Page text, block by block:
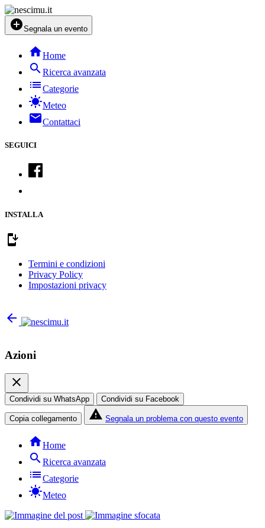
add_circleSegnala un evento
homeHome
searchRicerca avanzata
listCategorie
sunnyMeteo
mailContattaci
SEGUICI
INSTALLA
install_mobile
Termini e condizioni
Privacy Policy
Impostazioni privacy
arrow_back
Azioni
close
Condividi su WhatsApp Condividi su Facebook
Copia collegamento report_problem Segnala un problema con questo evento
homeHome
searchRicerca avanzata
listCategorie
sunnyMeteo